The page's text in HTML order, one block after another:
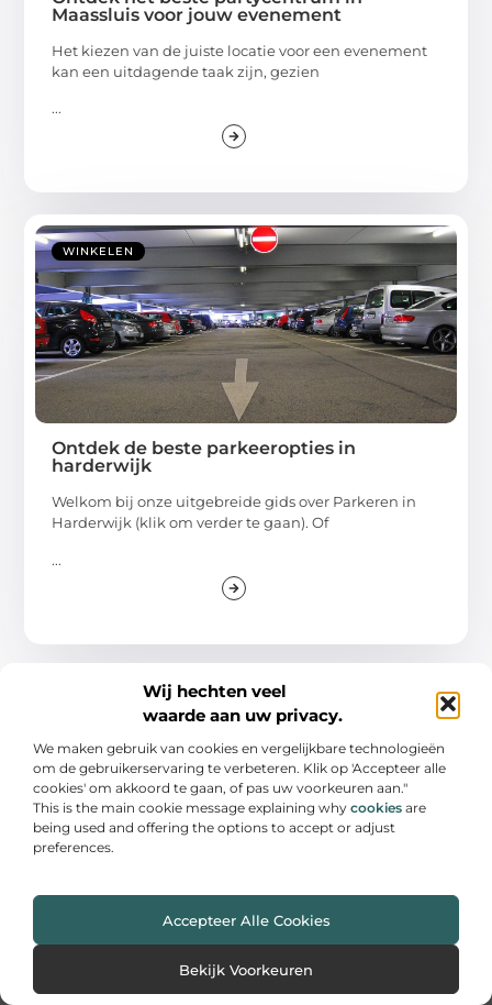
Wij hechten veel
waarde aan uw privacy.
We maken gebruik van cookies en vergelijkbare technologieën
om de gebruikerservaring te verbeteren. Klik op 'Accepteer alle
cookies' om akkoord te gaan, of pas uw voorkeuren aan."
This is the main cookie message explaining why cookies are
being used and offering the options to accept or adjust
preferences.
Accepteer Alle Cookies
Bekijk Voorkeuren
Maassluis voor jouw evenement
Het kiezen van de juiste locatie voor een evenement
kan een uitdagende taak zijn, gezien
...
WINKELEN
Ontdek de beste parkeeropties in
harderwijk
Welkom bij onze uitgebreide gids over Parkeren in
Harderwijk (klik om verder te gaan). Of
...
De plek waar inspiratie en kennis samenkomen.
waardevolle inzichten en nieuwe ideeën!
Bericht categorie